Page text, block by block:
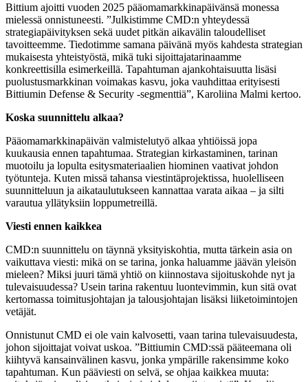
Bittium ajoitti vuoden 2025 pääomamarkkinapäivänsä monessa
mielessä onnistuneesti. ”Julkistimme CMD:n yhteydessä
strategiapäivityksen sekä uudet pitkän aikavälin taloudelliset
tavoitteemme. Tiedotimme samana päivänä myös kahdesta strategian
mukaisesta yhteistyöstä, mikä tuki sijoittajatarinaamme
konkreettisilla esimerkeillä. Tapahtuman ajankohtaisuutta lisäsi
puolustusmarkkinan voimakas kasvu, joka vauhdittaa erityisesti
Bittiumin Defense & Security -segmenttiä”, Karoliina Malmi kertoo.
Koska suunnittelu alkaa?
Pääomamarkkinapäivän valmistelutyö alkaa yhtiöissä jopa
kuukausia ennen tapahtumaa. Strategian kirkastaminen, tarinan
muotoilu ja lopulta esitysmateriaalien hiominen vaativat johdon
työtunteja. Kuten missä tahansa viestintäprojektissa, huolelliseen
suunnitteluun ja aikataulutukseen kannattaa varata aikaa – ja silti
varautua yllätyksiin loppumetreillä.
Viesti ennen kaikkea
CMD:n suunnittelu on täynnä yksityiskohtia, mutta tärkein asia on
vaikuttava viesti: mikä on se tarina, jonka haluamme jäävän yleisön
mieleen? Miksi juuri tämä yhtiö on kiinnostava sijoituskohde nyt ja
tulevaisuudessa? Usein tarina rakentuu luontevimmin, kun sitä ovat
kertomassa toimitusjohtajan ja talousjohtajan lisäksi liiketoimintojen
vetäjät.
Onnistunut CMD ei ole vain kalvosetti, vaan tarina tulevaisuudesta,
johon sijoittajat voivat uskoa. ”Bittiumin CMD:ssä pääteemana oli
kiihtyvä kansainvälinen kasvu, jonka ympärille rakensimme koko
tapahtuman. Kun pääviesti on selvä, se ohjaa kaikkea muuta: